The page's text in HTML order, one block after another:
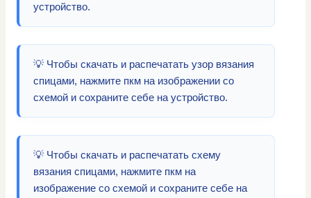
устройство.
💡 Чтобы скачать и распечатать узор вязания
спицами, нажмите пкм на изображении со
схемой и сохраните себе на устройство.
💡 Чтобы скачать и распечатать схему
вязания спицами, нажмите пкм на
изображение со схемой и сохраните себе на